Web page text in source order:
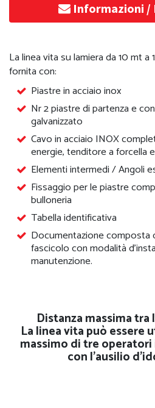
Informazioni /
La linea vita su lamiera da 10 mt
fornita con:
Piastre in acciaio inox
Nr 2 piastre di partenza e
galvanizzato
Cavo in acciaio INOX
energie, tenditore a forcella
Elementi intermedi / Angoli
Fissaggio per le piastre
bulloneria
Tabella identificativa
Documentazione composta
fascicolo con modalità
manutenzione.
Distanza massima tra
La linea vita può essere
massimo di tre
con l’ausilio